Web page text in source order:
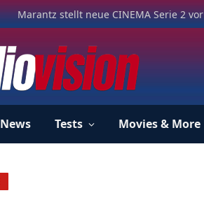
Marantz stellt neue CINEMA Serie 2 vor
News Tests Movies & More